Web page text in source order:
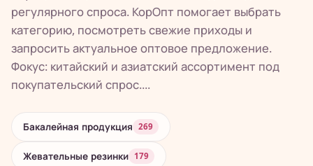
регулярного спроса. КорОпт помогает выбрать
категорию, посмотреть свежие приходы и
запросить актуальное оптовое предложение.
Фокус: китайский и азиатский ассортимент под
покупательский спрос....
Бакалейная продукция 269
Жевательные резинки 179